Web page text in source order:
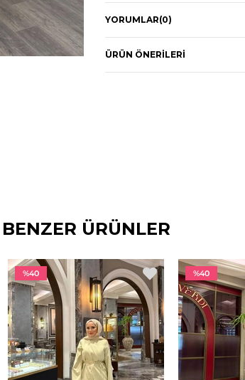
YORUMLAR(0)
ÜRÜN ÖNERILERI
BENZER ÜRÜNLER
%40 %40